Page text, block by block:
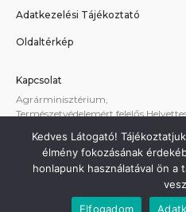
Adatkezelési Tájékoztató
Oldaltérkép
Kapcsolat
Agrárminisztérium,
Természetvédelemért felelős
A weboldallal kapcsolatos technikai
termeszetvedelem@am.gov.hu
Kedves Látogató!
élmény fokozásának
honlapunk használatával ön a
Elfogadom